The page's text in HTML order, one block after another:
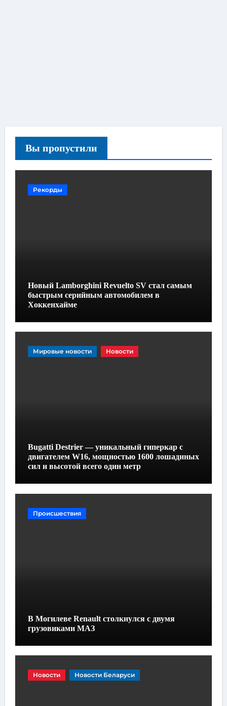
Вы пропустили
Рекорды
Новый Lamborghini Revuelto SV стал самым
быстрым серийным автомобилем в
Хоккенхайме
Мировые новости Новости
Bugatti Destrier — уникальный гиперкар с
двигателем W16, мощностью 1600 лошадиных
сил и высотой всего один метр
Происшествия
В Могилеве Renault столкнулся с двумя
грузовиками МАЗ
Новости Новости Беларуси